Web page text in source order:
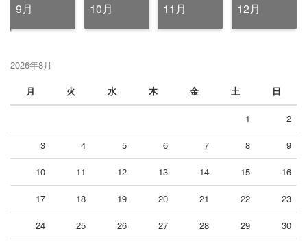
9月 10月 11月 12月
2026年8月
月
火 水 木 金 土 日
1 2
3 4 5 6 7 8 9
10 11 12 13 14 15 16
17 18 19 20 21 22 23
24 25 26 27 28 29 30